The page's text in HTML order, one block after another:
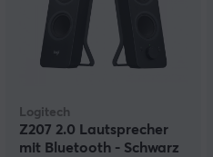
Logitech
Z207 2.0 Lautsprecher
mit Bluetooth - Schwarz